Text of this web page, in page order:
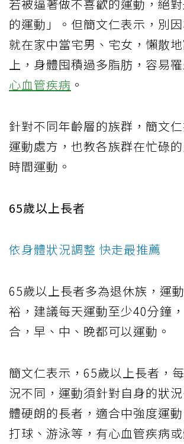
若被逼著做不喜歡的運動，絕
的運動」。但簡文仁表示，別
就在家中當宅男、宅女，懶散
上，身體囤積過多脂肪，容易
心血管疾病 。
針對不同年齡層的族群，簡文
運動處方，也教各族群在忙碌
時間運動。
65歲以上長者
依身體狀況調整 快走最推薦
65歲以上長者多為退休族，運
裕，建議每天運動至少40分鐘
合，早、中、晚都可以運動。
簡文仁表示，65歲以上長者，
況不同，運動須針對自身的狀
體硬朗的長者，適合中強度運動
打球、游泳等，有心血管疾病